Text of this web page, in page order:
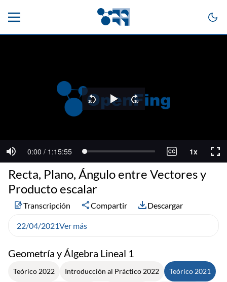
Geometría y Álgebra Lineal 1
Teórico 2022 Introducción al Práctico 2022 Teórico 2021
Recta, Plano, Ángulo entre Vectores y
Producto escalar
Transcripción Compartir Descargar
22/04/2021Ver más